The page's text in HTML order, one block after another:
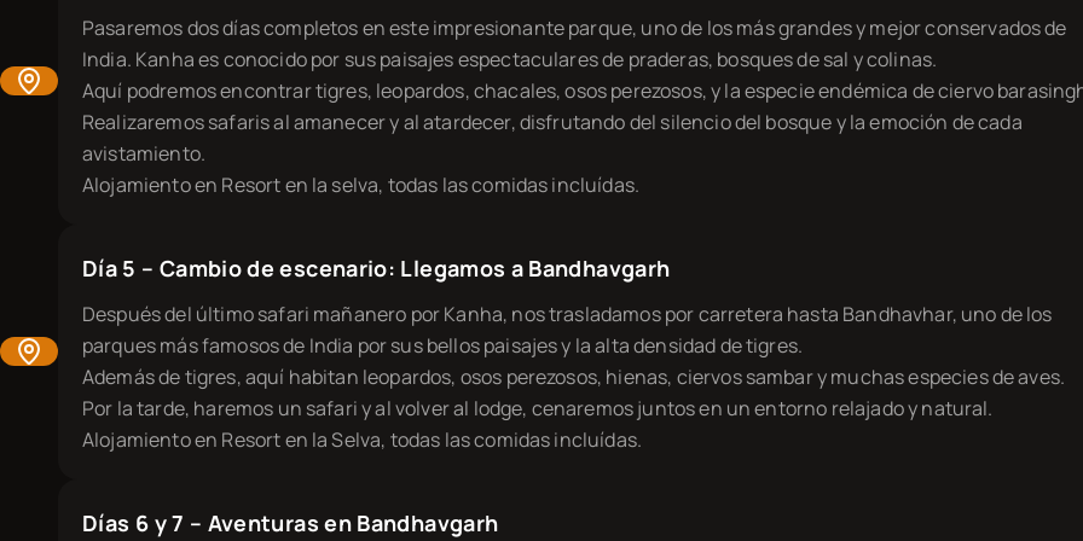
Pasaremos dos días completos en este impresionante parque, uno de los más grandes y mejor conservados de
India. Kanha es conocido por sus paisajes espectaculares de praderas, bosques de sal y colinas.
Aquí podremos encontrar tigres, leopardos, chacales, osos perezosos, y la especie endémica de ciervo
Realizaremos safaris al amanecer y al atardecer, disfrutando del silencio del bosque y la emoción de cada
avistamiento.
Alojamiento en Resort en la selva, todas las comidas incluídas.
Día 5 – Cambio de escenario: Llegamos a Bandhavgarh
Después del último safari mañanero por Kanha, nos trasladamos por carretera hasta Bandhavhar, uno de los
parques más famosos de India por sus bellos paisajes y la alta densidad de tigres.
Además de tigres, aquí habitan leopardos, osos perezosos, hienas, ciervos sambar y muchas especies de aves.
Por la tarde, haremos un safari y al volver al lodge, cenaremos juntos en un entorno relajado y natural.
Alojamiento en Resort en la Selva, todas las comidas incluídas.
Días 6 y 7 – Aventuras en Bandhavgarh